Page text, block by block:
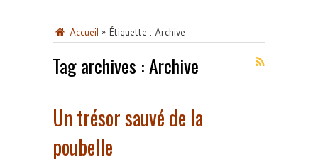
Accueil » Étiquette : Archive
Tag archives :Archive
Un trésor sauvé de la
poubelle